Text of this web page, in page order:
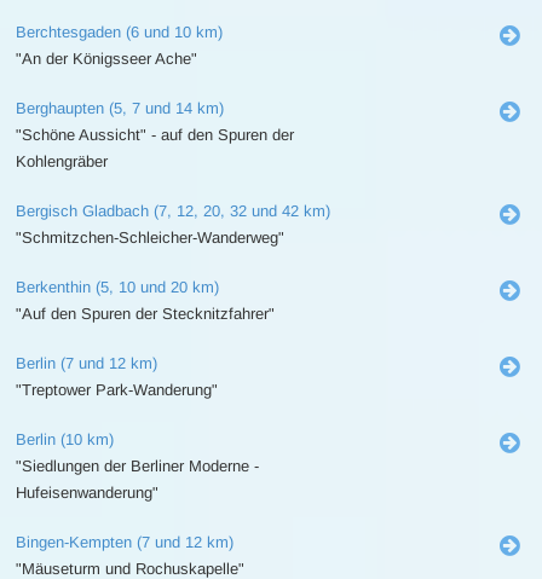
Berchtesgaden (6 und 10 km)
"An der Königsseer Ache"
Berghaupten (5, 7 und 14 km)
"Schöne Aussicht" - auf den Spuren der
Kohlengräber
Bergisch Gladbach (7, 12, 20, 32 und 42 km)
"Schmitzchen-Schleicher-Wanderweg"
Berkenthin (5, 10 und 20 km)
"Auf den Spuren der Stecknitzfahrer"
Berlin (7 und 12 km)
"Treptower Park-Wanderung"
Berlin (10 km)
"Siedlungen der Berliner Moderne -
Hufeisenwanderung"
Bingen-Kempten (7 und 12 km)
"Mäuseturm und Rochuskapelle"